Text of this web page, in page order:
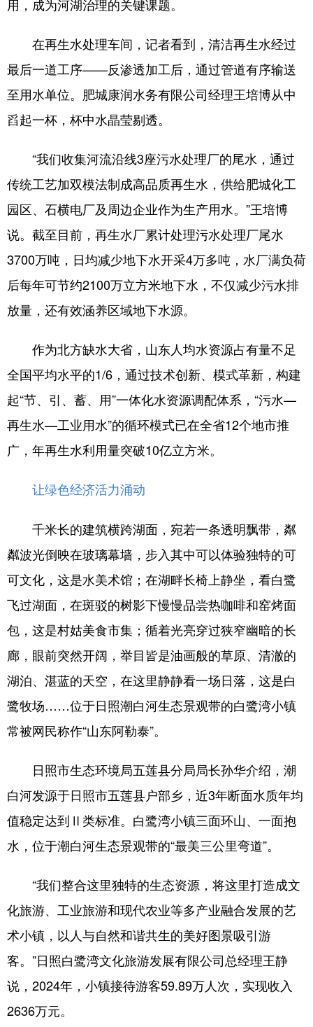
用，成为河湖治理的关键课题。
在再生水处理车间，记者看到，清洁再生水经过
最后一道工序——反渗透加工后，通过管道有序输送
至用水单位。肥城康润水务有限公司经理王培博从中
舀起一杯，杯中水晶莹剔透。
“我们收集河流沿线3座污水处理厂的尾水，通过
传统工艺加双模法制成高品质再生水，供给肥城化工
园区、石横电厂及周边企业作为生产用水。”王培博
说。截至目前，再生水厂累计处理污水处理厂尾水
3700万吨，日均减少地下水开采4万多吨，水厂满负荷
后每年可节约2100万立方米地下水，不仅减少污水排
放量，还有效涵养区域地下水源。
作为北方缺水大省，山东人均水资源占有量不足
全国平均水平的1/6，通过技术创新、模式革新，构建
起“节、引、蓄、用”一体化水资源调配体系，“污水—
再生水—工业用水”的循环模式已在全省12个地市推
广，年再生水利用量突破10亿立方米。
让绿色经济活力涌动
千米长的建筑横跨湖面，宛若一条透明飘带，粼
粼波光倒映在玻璃幕墙，步入其中可以体验独特的可
可文化，这是水美术馆；在湖畔长椅上静坐，看白鹭
飞过湖面，在斑驳的树影下慢慢品尝热咖啡和窑烤面
包，这是村姑美食市集；循着光亮穿过狭窄幽暗的长
廊，眼前突然开阔，举目皆是油画般的草原、清澈的
湖泊、湛蓝的天空，在这里静静看一场日落，这是白
鹭牧场……位于日照潮白河生态景观带的白鹭湾小镇
常被网民称作“山东阿勒泰”。
日照市生态环境局五莲县分局局长孙华介绍，潮
白河发源于日照市五莲县户部乡，近3年断面水质年均
值稳定达到Ⅱ类标准。白鹭湾小镇三面环山、一面抱
水，位于潮白河生态景观带的“最美三公里弯道”。
“我们整合这里独特的生态资源，将这里打造成文
化旅游、工业旅游和现代农业等多产业融合发展的艺
术小镇，以人与自然和谐共生的美好图景吸引游
客。”日照白鹭湾文化旅游发展有限公司总经理王静
说，2024年，小镇接待游客59.89万人次，实现收入
2636万元。